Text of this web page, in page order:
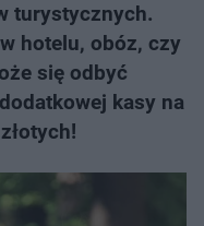
turystycznych.
hotelu, obóz, czy
się odbyć
kasy na